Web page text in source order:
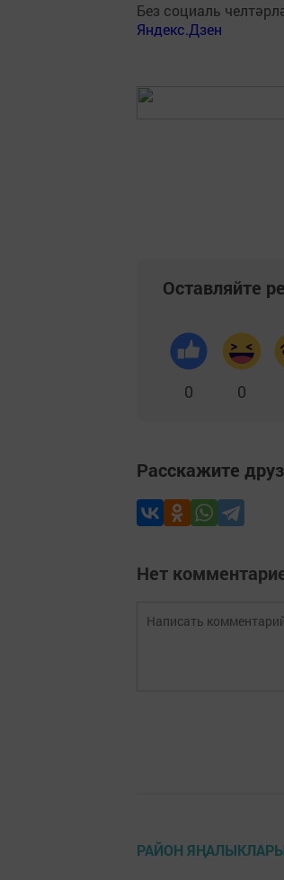
Без социаль
Яндекс.Дзен
Оставляйте
0 0
Расскажите
Нет
РАЙОН